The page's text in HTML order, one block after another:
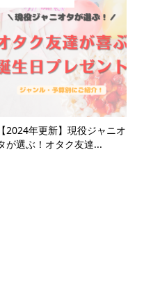
【2024年更新】現役ジャニオ
が選ぶ！オタク友達...